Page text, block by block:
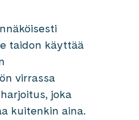
taidon käyttää
virrassa
joka
kuitenkin aina.